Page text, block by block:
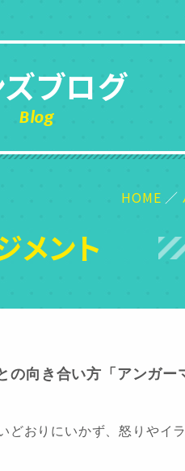
ブログ
Blog
HOME
メント
の向き合い方「アンガー
おりにいかず、怒りやイ